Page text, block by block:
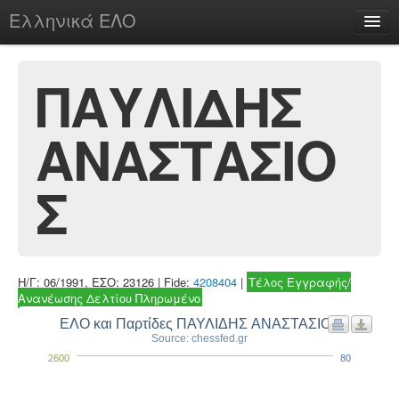
Ελληνικά ΕΛΟ
chesstu.be @ discord
Login
ΠΑΥΛΙΔΗΣ
ΑΝΑΣΤΑΣΙΟ
Σ
Η/Γ: 06/1991, ΕΣΟ: 23126 | Fide: 4208404 | Τέλος Εγγραφής/
Ανανέωσης Δελτίου Πληρωμένο
ΕΛΟ και Παρτίδες ΠΑΥΛΙΔΗΣ ΑΝΑΣΤΑΣΙΟΣ
Source: chessfed.gr
2600 80